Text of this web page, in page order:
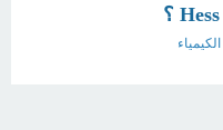
الكيمياء